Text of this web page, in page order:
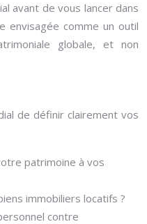
avant de vous lancer dans
envisagée comme un outil
globale, et non
de définir clairement vos
patrimoine à vos
immobiliers locatifs ?
contre